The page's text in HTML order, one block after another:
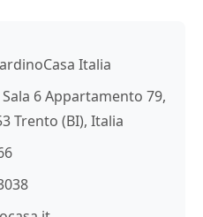
Italia
6 Appartamento 79,
Trento (BI), Italia